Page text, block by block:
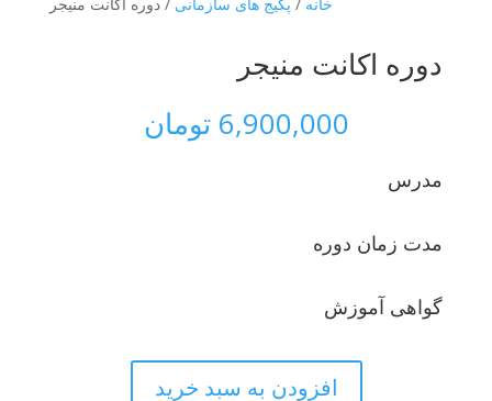
دوره اکانت منیجر
6,900,000 تومان
مدرس
مدت زمان دوره
گواهی آموزش
افزودن به سبد خرید